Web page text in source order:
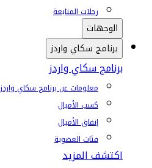
رحلات المتابعة
الوجهات
برنامج سكاي واردز
برنامج سكاي واردز
معلومات عن برنامج سكاي واردز
كسب الأميال
إنفاق الأميال
فئات العضوية
اكتشف المزيد